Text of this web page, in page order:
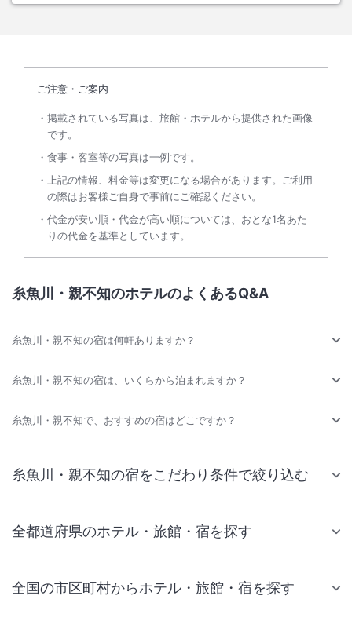
ご注意・ご案内
掲載されている写真は、旅館・ホテルから提供された画像
です。
食事・客室等の写真は一例です。
上記の情報、料金等は変更になる場合があります。ご利用
の際はお客様ご自身で事前にご確認ください。
代金が安い順・代金が高い順については、おとな1名あた
りの代金を基準としています。
糸魚川・親不知のホテルのよくあるQ&A
糸魚川・親不知の宿は何軒ありますか？
糸魚川・親不知の宿は、いくらから泊まれますか？
糸魚川・親不知で、おすすめの宿はどこですか？
糸魚川・親不知の宿をこだわり条件で絞り込む
全都道府県のホテル・旅館・宿を探す
全国の市区町村からホテル・旅館・宿を探す